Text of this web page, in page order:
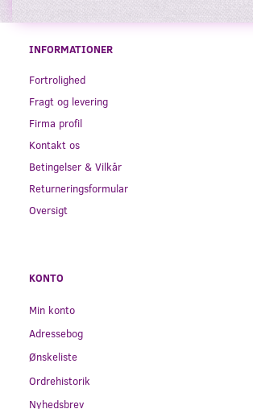
INFORMATIONER
Fortrolighed
Fragt og levering
Firma profil
Kontakt os
Betingelser & Vilkår
Returneringsformular
Oversigt
KONTO
Min konto
Adressebog
Ønskeliste
Ordrehistorik
Nyhedsbrev